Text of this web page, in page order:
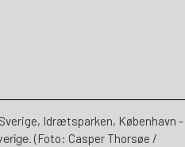
Idrætsparken, København -
(Foto: Casper Thorsøe /